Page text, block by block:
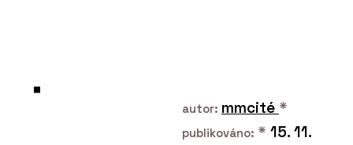
autor: mmcité *
publikováno: * 15. 11.